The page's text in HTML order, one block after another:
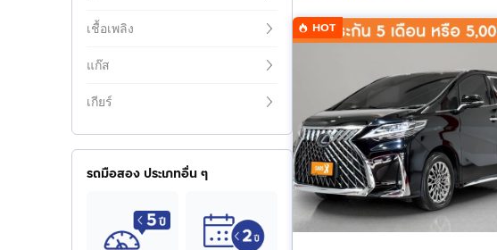
เชื้อเพลิง
แก๊ส
เกียร์
รถมือสอง ประเภทอื่น ๆ
HOT